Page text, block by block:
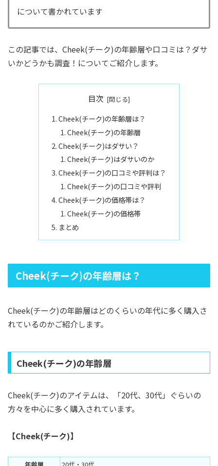
について書かれています
この記事では、Cheek(チーク)の年齢層や口コミは？ダサ
いかどうかも調査！についてご紹介します。
目次
Cheek(チーク)の年齢層は？
Cheek(チーク)の年齢層
Cheek(チーク)はダサい？
Cheek(チーク)はダサいのか
Cheek(チーク)の口コミや評判は？
Cheek(チーク)の口コミや評判
Cheek(チーク)の価格帯は？
Cheek(チーク)の価格帯
まとめ
Cheek(チーク)の年齢層は？
Cheek(チーク)の年齢層はどのくらいの年代に多く購入さ
れているのかご紹介します。
Cheek(チーク)の年齢層
Cheek(チーク)のアイテムは、「20代、30代」ぐらいの
方々を中心に多く購入されています。
【Cheek(チーク)】